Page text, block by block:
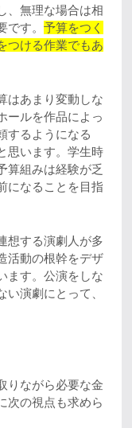
、無理な場合は相
す。 予算をつく
つける作業でもあ
はあまり変動しな
ールを作品によっ
するようになる
思います。学生時
算組みは経験が乏
になることを目指
想する演劇人が多
活動の根幹をデザ
ます。公演をしな
演劇にとって、
りながら必要な金
次の視点も求めら